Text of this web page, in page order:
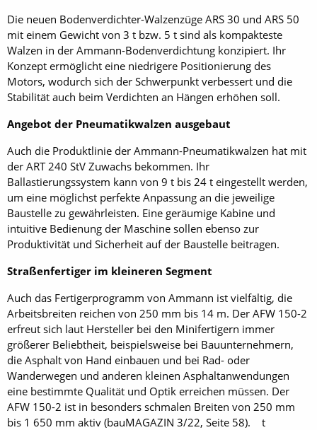
Die neuen Bodenverdichter-Walzenzüge ARS 30 und ARS 50
mit einem Gewicht von 3 t bzw. 5 t sind als kompakteste
Walzen in der Ammann-Bodenverdichtung konzipiert. Ihr
Konzept ermöglicht eine niedrigere Positionierung des
Motors, wodurch sich der Schwerpunkt verbessert und die
Stabilität auch beim Verdichten an Hängen erhöhen soll.
Angebot der Pneumatikwalzen ausgebaut
Auch die Produktlinie der Ammann-Pneumatikwalzen hat mit
der ART 240 StV Zuwachs bekommen. Ihr
Ballastierungssystem kann von 9 t bis 24 t eingestellt werden,
um eine möglichst perfekte Anpassung an die jeweilige
Baustelle zu gewährleisten. Eine geräumige Kabine und
intuitive Bedienung der Maschine sollen ebenso zur
Produktivität und Sicherheit auf der Baustelle beitragen.
Straßenfertiger im kleineren Segment
Auch das Fertigerprogramm von Ammann ist vielfältig, die
Arbeitsbreiten reichen von 250 mm bis 14 m. Der AFW 150-2
erfreut sich laut Hersteller bei den Minifertigern immer
größerer Beliebtheit, beispielsweise bei Bauunternehmern,
die Asphalt von Hand einbauen und bei Rad- oder
Wanderwegen und anderen kleinen Asphaltanwendungen
eine bestimmte Qualität und Optik erreichen müssen. Der
AFW 150-2 ist in besonders schmalen Breiten von 250 mm
bis 1 650 mm aktiv (bauMAGAZIN 3/22, Seite 58). t